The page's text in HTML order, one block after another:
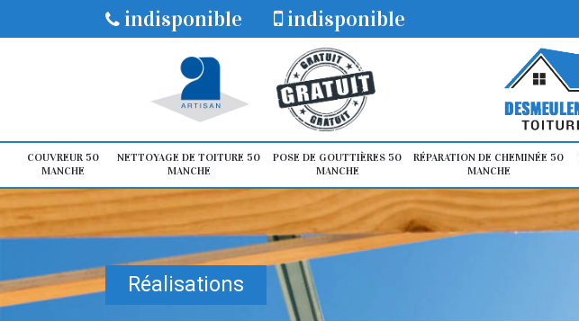
indisponible indisponible
COUVREUR 50
MANCHE
NETTOYAGE DE TOITURE 50
MANCHE
POSE DE GOUTTIÈRES 50
MANCHE
RÉPARATION DE CHEMINÉE 50
MANCHE
Réalisations